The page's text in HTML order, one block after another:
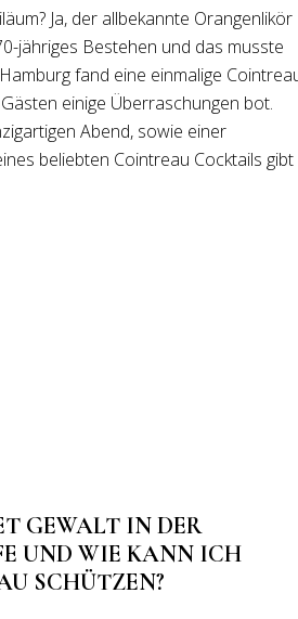
Ja, der allbekannte Orangenlikör
jähriges Bestehen und das musste
fand eine einmalige
einige Überraschungen bot.
Abend, sowie einer
beliebten Cointreau Cocktails gibt
GEWALT IN DER
UND WIE KANN ICH
SCHÜTZEN?